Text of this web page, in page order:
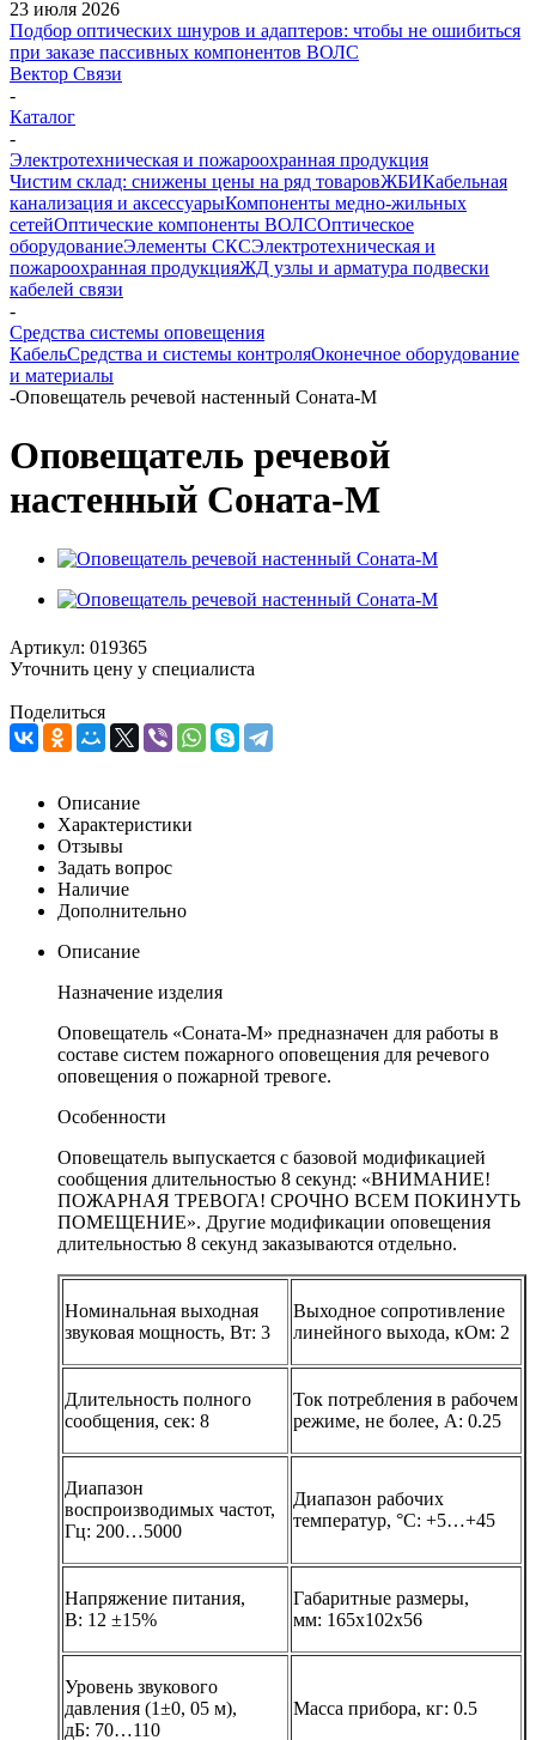
23 июля 2026
Подбор оптических шнуров и адаптеров: чтобы не ошибиться
при заказе пассивных компонентов ВОЛС
Вектор Связи
-
Каталог
-
Электротехническая и пожароохранная продукция
Чистим склад: снижены цены на ряд товаровЖБИКабельная
канализация и аксессуарыКомпоненты медно-жильных
сетейОптические компоненты ВОЛСОптическое
оборудованиеЭлементы СКСЭлектротехническая и
пожароохранная продукцияЖД узлы и арматура подвески
кабелей связи
-
Средства системы оповещения
КабельСредства и системы контроляОконечное оборудование
и материалы
-Оповещатель речевой настенный Соната-М
Оповещатель речевой
настенный Соната-М
Артикул: 019365
Уточнить цену у специалиста
Поделиться
Описание
Характеристики
Отзывы
Задать вопрос
Наличие
Дополнительно
Описание
Назначение изделия
Оповещатель «Соната-М» предназначен для работы в
составе систем пожарного оповещения для речевого
оповещения о пожарной тревоге.
Особенности
Оповещатель выпускается с базовой модификацией
сообщения длительностью 8 секунд: «ВНИМАНИЕ!
ПОЖАРНАЯ ТРЕВОГА! СРОЧНО ВСЕМ ПОКИНУТЬ
ПОМЕЩЕНИЕ». Другие модификации оповещения
длительностью 8 секунд заказываются отдельно.
Номинальная выходная
звуковая мощность, Вт: 3
Выходное сопротивление
линейного выхода, кОм: 2
Длительность полного
сообщения, сек: 8
Ток потребления в рабочем
режиме, не более, А: 0.25
Диапазон
воспроизводимых частот,
Гц: 200…5000
Диапазон рабочих
температур, °С: +5…+45
Напряжение питания,
В: 12 ±15%
Габаритные размеры,
мм: 165х102х56
Уровень звукового
давления (1±0, 05 м),
дБ: 70…110
Масса прибора, кг: 0.5